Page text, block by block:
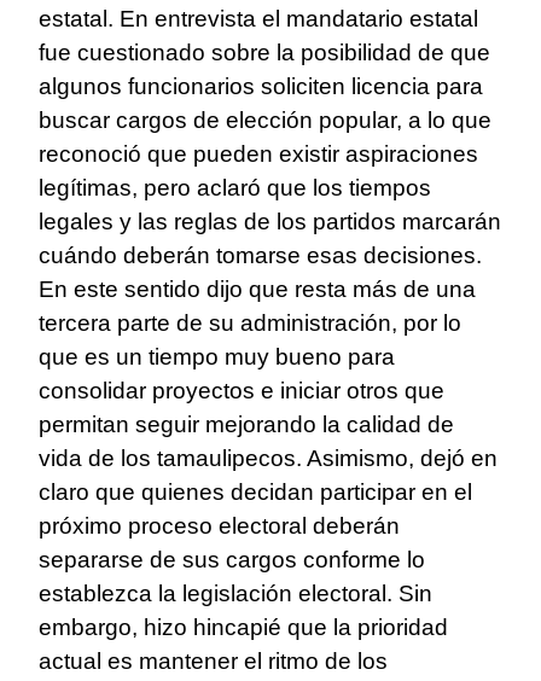
estatal. En entrevista el mandatario estatal
fue cuestionado sobre la posibilidad de que
algunos funcionarios soliciten licencia para
buscar cargos de elección popular, a lo que
reconoció que pueden existir aspiraciones
legítimas, pero aclaró que los tiempos
legales y las reglas de los partidos marcarán
cuándo deberán tomarse esas decisiones.
En este sentido dijo que resta más de una
tercera parte de su administración, por lo
que es un tiempo muy bueno para
consolidar proyectos e iniciar otros que
permitan seguir mejorando la calidad de
vida de los tamaulipecos. Asimismo, dejó en
claro que quienes decidan participar en el
próximo proceso electoral deberán
separarse de sus cargos conforme lo
establezca la legislación electoral. Sin
embargo, hizo hincapié que la prioridad
actual es mantener el ritmo de los